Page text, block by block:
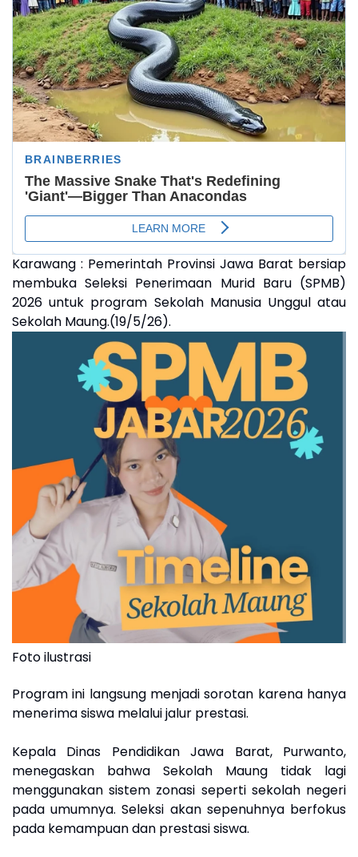
Karawang : Pemerintah Provinsi Jawa Barat bersiap
membuka Seleksi Penerimaan Murid Baru (SPMB)
2026 untuk program Sekolah Manusia Unggul atau
Sekolah Maung.(19/5/26).
Foto ilustrasi
Program ini langsung menjadi sorotan karena hanya
menerima siswa melalui jalur prestasi.
Kepala Dinas Pendidikan Jawa Barat, Purwanto,
menegaskan bahwa Sekolah Maung tidak lagi
menggunakan sistem zonasi seperti sekolah negeri
pada umumnya. Seleksi akan sepenuhnya berfokus
pada kemampuan dan prestasi siswa.